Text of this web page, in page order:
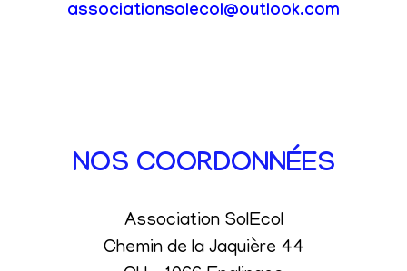
associationsolecol@outlook.com
NOS COORDONNÉES
Association SolEcol
Chemin de la Jaquière 44